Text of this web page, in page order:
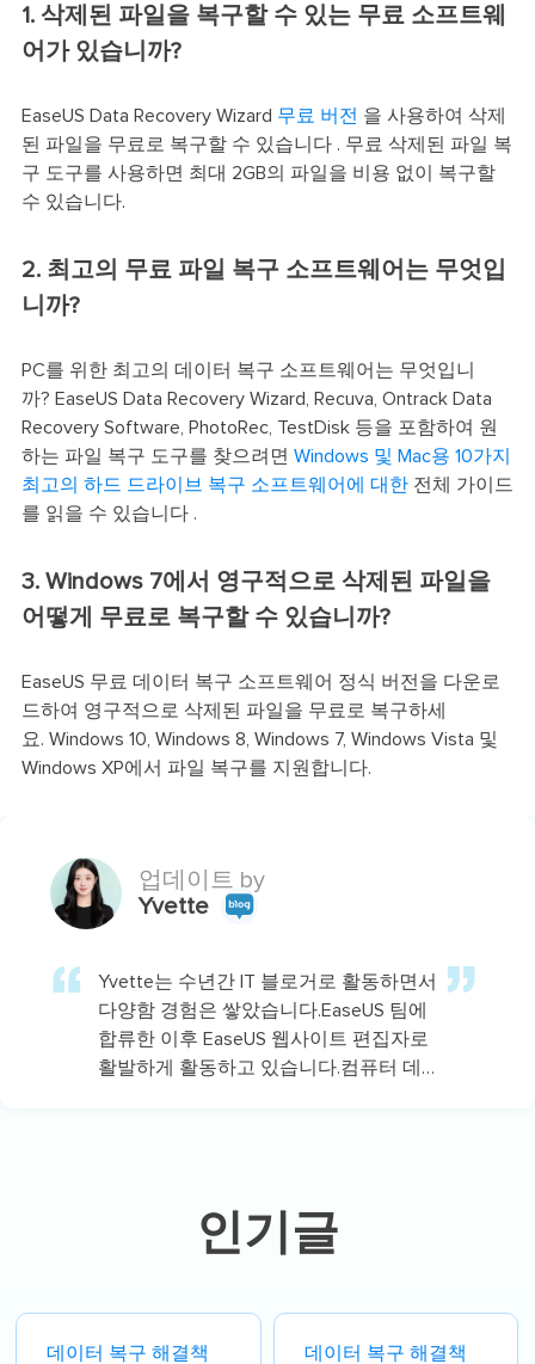
1. 삭제된 파일을 복구할 수 있는 무료 소프트웨
어가 있습니까?
EaseUS Data Recovery Wizard 무료 버전 을 사용하여 삭제
된 파일을 무료로 복구할 수 있습니다 . 무료 삭제된 파일 복
구 도구를 사용하면 최대 2GB의 파일을 비용 없이 복구할
수 있습니다.
2. 최고의 무료 파일 복구 소프트웨어는 무엇입
니까?
PC를 위한 최고의 데이터 복구 소프트웨어는 무엇입니
까? EaseUS Data Recovery Wizard, Recuva, Ontrack Data
Recovery Software, PhotoRec, TestDisk 등을 포함하여 원
하는 파일 복구 도구를 찾으려면 Windows 및 Mac용 10가지
최고의 하드 드라이브 복구 소프트웨어에 대한전체 가이드
를 읽을 수 있습니다 .
3. Windows 7에서 영구적으로 삭제된 파일을
어떻게 무료로 복구할 수 있습니까?
EaseUS 무료 데이터 복구 소프트웨어 정식 버전을 다운로
드하여 영구적으로 삭제된 파일을 무료로 복구하세
요. Windows 10, Windows 8, Windows 7, Windows Vista 및
Windows XP에서 파일 복구를 지원합니다.
업데이트 by
Yvette
Yvette는 수년간 IT 블로거로 활동하면서
다양함 경험은 쌓았습니다.EaseUS 팀에
합류한 이후 EaseUS 웹사이트 편집자로
활발하게 활동하고 있습니다.컴퓨터 데
인기글
데이터 복구 해결책
데이터 복구 해결책